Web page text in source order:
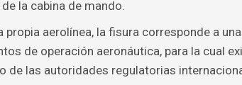
la cabina de mando.
propia aerolínea, la fisura corresponde a
de operación aeronáutica, para la cual
de las autoridades regulatorias